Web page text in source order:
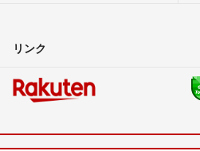
リンク